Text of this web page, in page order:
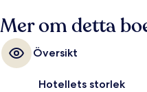
Mer om detta
Översikt
Hotellets storlek